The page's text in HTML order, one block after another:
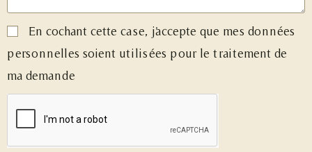
En cochant cette case, j'accepte que mes données
personnelles soient utilisées pour le traitement de
ma demande